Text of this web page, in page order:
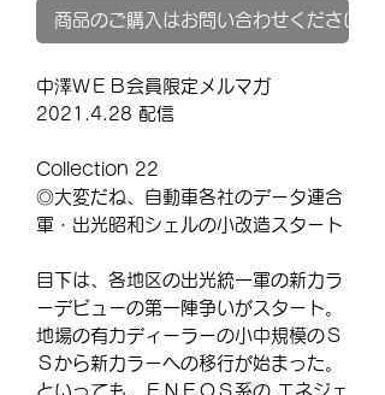
商品のご購入はお問い合わせください
中澤ＷＥＢ会員限定メルマガ
2021.4.28 配信
Collection 22
◎大変だね、自動車各社のデータ連合
軍・出光昭和シェルの小改造スタート
目下は、各地区の出光統一軍の新カラ
ーデビューの第一陣争いがスタート。
地場の有力ディーラーの小中規模のＳ
Ｓから新カラーへの移行が始まった。
といっても、ＥＮＥＯＳ系の エネジェ